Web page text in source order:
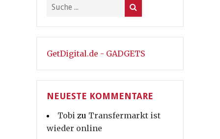
GetDigital.de - GADGETS
NEUESTE KOMMENTARE
Tobi zu Transfermarkt ist
wieder online